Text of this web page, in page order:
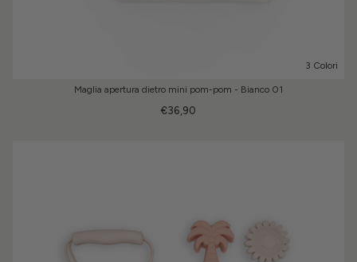
3 Colori
Maglia apertura dietro mini pom-pom - Bianco 01
€36,90